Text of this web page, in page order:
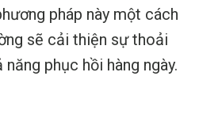
pháp này một cách
sẽ cải thiện sự thoải
phục hồi hàng ngày.